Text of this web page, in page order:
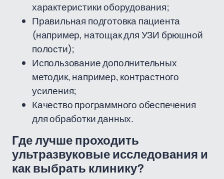
характеристики оборудования;
Правильная подготовка пациента
(например, натощак для УЗИ брюшной
полости);
Использование дополнительных
методик, например, контрастного
усиления;
Качество программного обеспечения
для обработки данных.
Где лучше проходить
ультразвуковые исследования и
как выбрать клинику?